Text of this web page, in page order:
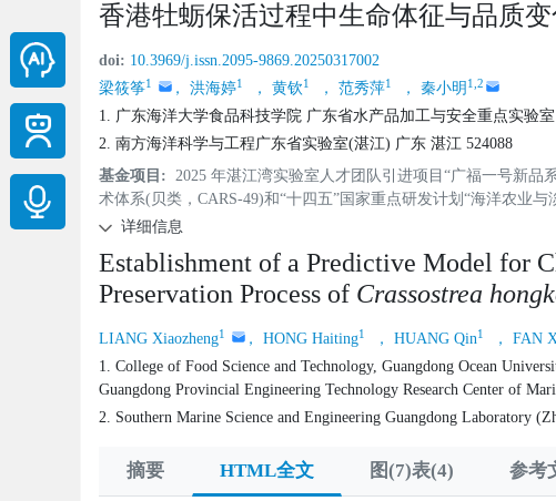
香港牡蛎保活过程中生命体征与品质
doi: 10.3969/j.issn.2095-9869.20250317002
梁筱筝1 ， 洪海婷1 ， 黄钦1 ， 范秀萍1 ， 秦小明 1,2
1. 广东海洋大学食品科技学院 广东省水产品加工与安全重点实验
2. 南方海洋科学与工程广东省实验室(湛江) 广东 湛江 524088
基金项目: 2025 年湛江湾实验室人才团队引进项目“广福一号新
术体系(贝类，CARS-49)和“十四五”国家重点研发计划“海洋农业
详细信息
Establishment of a Predictive Model for
Preservation Process of Crassostrea
LIANG Xiaozheng1 ， HONG Haiting1 ， HUANG Qin1 ， FAN
1. College of Food Science and Technology, Guangdong Ocean
Guangdong Provincial Engineering Technology Research Center of
2. Southern Marine Science and Engineering Guangdong Laboratory
摘要 HTML全文 图(7)表(4) 参考